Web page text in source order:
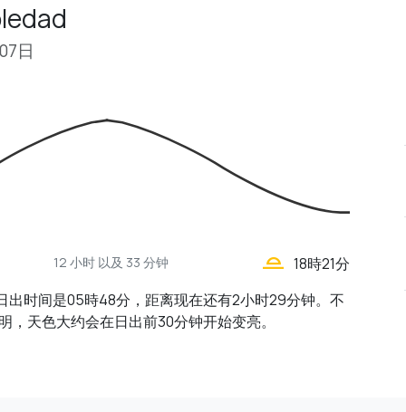
日
12 小时 以及 33 分钟 wb_twilight_2 18時21分
出时间是05時48分，距离现在还有2小时29分钟。不
，天色大约会在日出前30分钟开始变亮。